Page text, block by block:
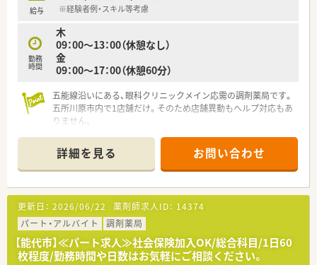
給与 ※経験者例・スキル等考慮
勤務
時間
木
09：00～13：00（休憩なし）
金
09：00～17：00（休憩60分）
五能線沿いにある、眼科クリニックメイン応需の調剤薬局です。
五所川原市内で1店舗だけ。そのため店舗異動もヘルプ対応もあ
りません。
調剤経験は問いませんが、的確に投薬できる方、丁寧ながらもス
ムーズに患者様とお話しできる方、募集です。
管理薬剤師は社長となります。
とても気さくで明るい方で、気軽にお話、相談しやすい雰囲気の
方です。
研修体制はOJTのみとなります。
こつこつと業務に取り組みたい方、大きな変化なく安定して業務
に対応したい方にオススメです。
詳細を見る お問い合わせ
更新日： 2026/06/22 薬剤師求人ID： 14374
パート・アルバイト
調剤薬局
【能代市】≪パート求人≫社会保険加入OK/総合科目/1日60
枚程度/勤務時間や日数はお気軽にご相談ください。